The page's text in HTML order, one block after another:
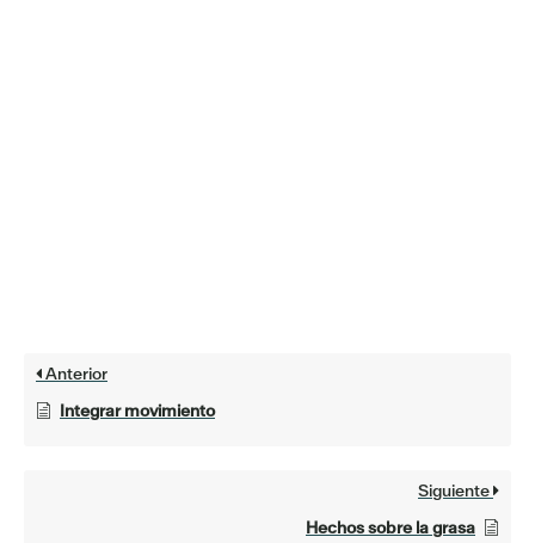
Anterior
Integrar movimiento
Siguiente
Hechos sobre la grasa